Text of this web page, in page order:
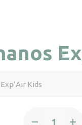
Kids